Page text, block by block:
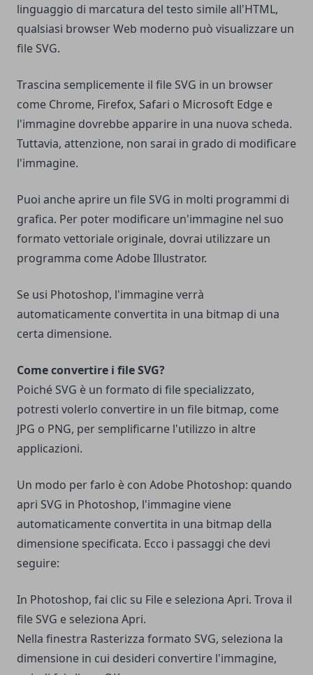
linguaggio di marcatura del testo simile all'HTML,
qualsiasi browser Web moderno può visualizzare un
file SVG.
Trascina semplicemente il file SVG in un browser
come Chrome, Firefox, Safari o Microsoft Edge e
l'immagine dovrebbe apparire in una nuova scheda.
Tuttavia, attenzione, non sarai in grado di modificare
l'immagine.
Puoi anche aprire un file SVG in molti programmi di
grafica. Per poter modificare un'immagine nel suo
formato vettoriale originale, dovrai utilizzare un
programma come Adobe Illustrator.
Se usi Photoshop, l'immagine verrà
automaticamente convertita in una bitmap di una
certa dimensione.
Come convertire i file SVG?
Poiché SVG è un formato di file specializzato,
potresti volerlo convertire in un file bitmap, come
JPG o PNG, per semplificarne l'utilizzo in altre
applicazioni.
Un modo per farlo è con Adobe Photoshop: quando
apri SVG in Photoshop, l'immagine viene
automaticamente convertita in una bitmap della
dimensione specificata. Ecco i passaggi che devi
seguire:
In Photoshop, fai clic su File e seleziona Apri. Trova il
file SVG e seleziona Apri.
Nella finestra Rasterizza formato SVG, seleziona la
dimensione in cui desideri convertire l'immagine,